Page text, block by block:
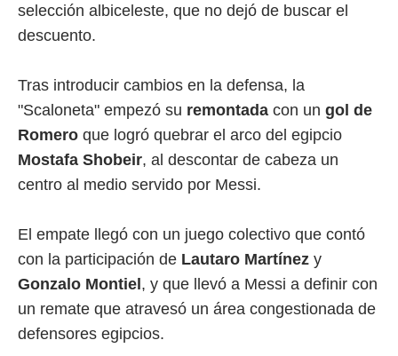
selección albiceleste, que no dejó de buscar el
descuento.
Tras introducir cambios en la defensa, la
"Scaloneta" empezó su remontada con un gol de
Romero que logró quebrar el arco del egipcio
Mostafa Shobeir, al descontar de cabeza un
centro al medio servido por Messi.
El empate llegó con un juego colectivo que contó
con la participación de Lautaro Martínez y
Gonzalo Montiel , y que llevó a Messi a definir con
un remate que atravesó un área congestionada de
defensores egipcios.